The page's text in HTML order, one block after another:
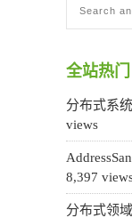
全站热门
分布式系
views
8,397
分布式领